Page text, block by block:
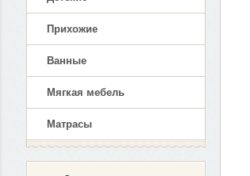
Прихожие
Ванные
Мягкая мебель
Матрасы